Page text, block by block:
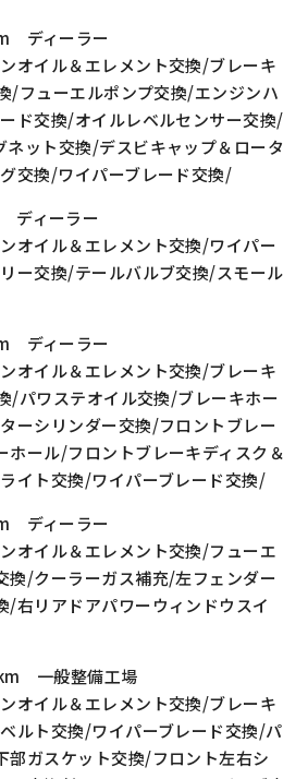
ディーラー
オイル＆エレメント交換/ブレーキ
/フューエルポンプ交換/エンジンハ
ド交換/オイルレベルセンサー交換/
ネット交換/デスビキャップ＆ロータ
交換/ワイパーブレード交換/
ィーラー
オイル＆エレメント交換/ワイパー
ー交換/テールバルブ交換/スモール
ディーラー
オイル＆エレメント交換/ブレーキ
/パワステオイル交換/ブレーキホー
ーシリンダー交換/フロントブレー
ホール/フロントブレーキディスク＆
イト交換/ワイパーブレード交換/
ディーラー
オイル＆エレメント交換/フューエ
換/クーラーガス補充/左フェンダー
/右リアドアパワーウィンドウスイ
一般整備工場
オイル＆エレメント交換/ブレーキ
ルト交換/ワイパーブレード交換/パ
部ガスケット交換/フロント左右シ